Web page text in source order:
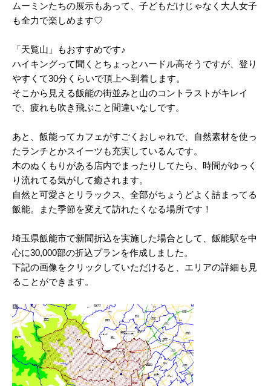
2024/09
2024/07
2024/06
2024/05
2024/03
2024/02
2024/01
2023/12
2023/11
2023/10
2023/09
2023/08
2023/07
2023/06
2023/05
ムーミンたちの展示もあって、子どもだけじゃなく大人女子
も全力で楽しめます♡
「天覧山」もおすすめです♪
ハイキングって聞くとちょっとハードル高そうですが、登り
やすくて30分くらいで頂上へ到着します。
そこから見える飯能の街並みと山のコントラストがキレイ
で、疲れも吹き飛ぶこと間違いなしです。
あと、飯能ってカフェがすごくおしゃれで、自然素材を使っ
たランチとかスイーツも充実しているんです。
木のぬくもりがある店内でまったりしてたら、時間がゆっく
り流れてる気がして癒されます。
自然と可愛さとリラックス、全部がちょうどよく詰まってる
飯能。また季節を変えて訪れたくなる場所です！
埼玉県飯能市で新聞折込を実施した場合として、飯能駅を中
心に30,000部の折込プランを作成しました。
下記の画像をクリックしていただけると、エリアの詳細も見
ることができます。